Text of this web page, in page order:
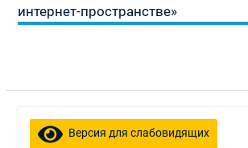
интернет-пространстве»
Версия для слабовидящих